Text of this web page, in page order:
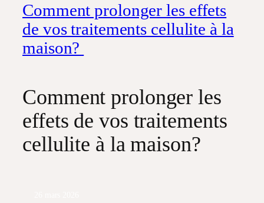
Comment prolonger les effets
de vos traitements cellulite à la
maison?
Comment prolonger les
effets de vos traitements
cellulite à la maison?